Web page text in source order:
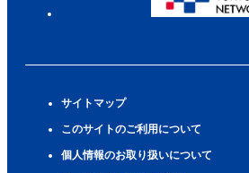
サイトマップ
このサイトのご利用について
個人情報のお取り扱いについて